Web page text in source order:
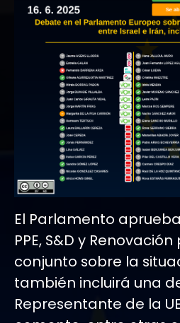
El Parlamento
PPE, S&D y
conjunto sobre la
también incluirá una
Representante de la